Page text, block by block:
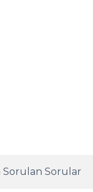
Sorulan Sorular